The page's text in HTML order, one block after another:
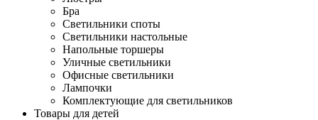
Бра
Светильники споты
Светильники настольные
Напольные торшеры
Уличные светильники
Офисные светильники
Лампочки
Комплектующие для светильников
Товары для детей